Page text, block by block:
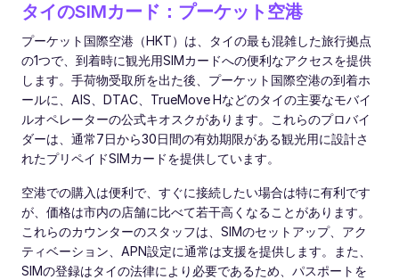
タイのSIMカード：プーケット空港
プーケット国際空港（HKT）は、タイの最も混雑した旅行拠点
の1つで、到着時に観光用SIMカードへの便利なアクセスを提供
します。手荷物受取所を出た後、プーケット国際空港の到着ホ
ールに、AIS、DTAC、TrueMove Hなどのタイの主要なモバイ
ルオペレーターの公式キオスクがあります。これらのプロバイ
ダーは、通常7日から30日間の有効期限がある観光用に設計さ
れたプリペイドSIMカードを提供しています。
空港での購入は便利で、すぐに接続したい場合は特に有利です
が、価格は市内の店舗に比べて若干高くなることがあります。
これらのカウンターのスタッフは、SIMのセットアップ、アク
ティベーション、APN設定に通常は支援を提供します。また、
SIMの登録はタイの法律により必要であるため、パスポートを